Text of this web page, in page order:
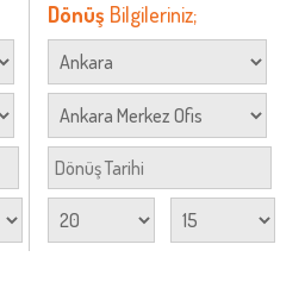
Dönüş Bilgileriniz;